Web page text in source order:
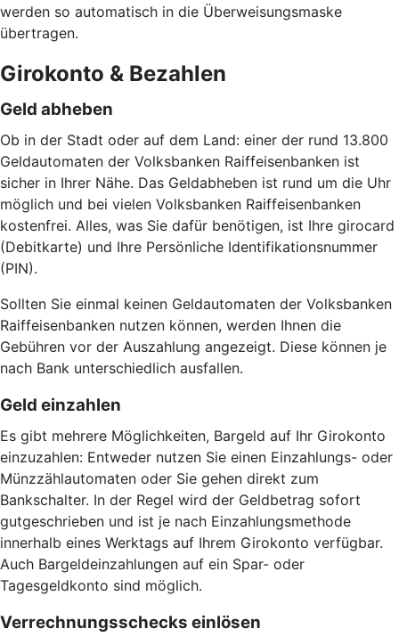
werden so automatisch in die Überweisungsmaske
übertragen.
Girokonto & Bezahlen
Geld abheben
Ob in der Stadt oder auf dem Land: einer der rund 13.800
Geldautomaten der Volksbanken Raiffeisenbanken ist
sicher in Ihrer Nähe. Das Geldabheben ist rund um die Uhr
möglich und bei vielen Volksbanken Raiffeisenbanken
kostenfrei. Alles, was Sie dafür benötigen, ist Ihre girocard
(Debitkarte) und Ihre Persönliche Identifikationsnummer
(PIN).
Sollten Sie einmal keinen Geldautomaten der Volksbanken
Raiffeisenbanken nutzen können, werden Ihnen die
Gebühren vor der Auszahlung angezeigt. Diese können je
nach Bank unterschiedlich ausfallen.
Geld einzahlen
Es gibt mehrere Möglichkeiten, Bargeld auf Ihr Girokonto
einzuzahlen: Entweder nutzen Sie einen Einzahlungs- oder
Münzzählautomaten oder Sie gehen direkt zum
Bankschalter. In der Regel wird der Geldbetrag sofort
gutgeschrieben und ist je nach Einzahlungsmethode
innerhalb eines Werktags auf Ihrem Girokonto verfügbar.
Auch Bargeldeinzahlungen auf ein Spar- oder
Tagesgeldkonto sind möglich.
Verrechnungsschecks einlösen